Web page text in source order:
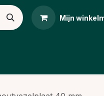
Mijn